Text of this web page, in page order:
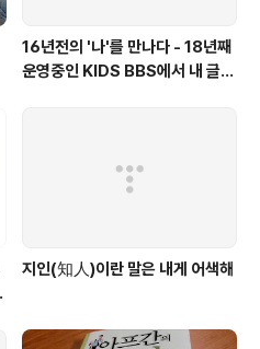
16년전의 '나'를 만나다 - 18년째
운영중인 KIDS BBS에서 내 글을
지인(知人)이란 말은 내게 어색해